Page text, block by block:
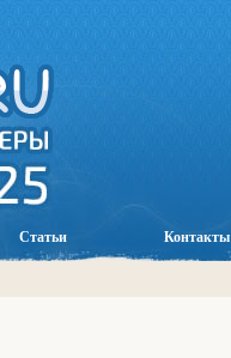
Статьи Контакты